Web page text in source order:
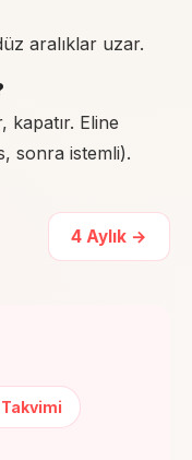
aralıklar uzar.
kapatır. Eline
sonra istemli).
4 Aylık →
Takvimi